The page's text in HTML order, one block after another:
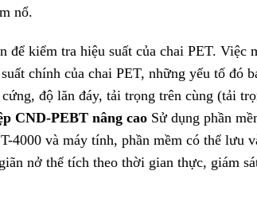
nổ.
để kiểm tra hiệu suất của chai PET. Việc
chính của chai PET, những yếu tố đó
độ lăn đáy, tải trọng trên cùng (tải
CND-PEBT nâng cao Sử dụng phần
4000 và máy tính, phần mềm có thể lưu
nở thể tích theo thời gian thực, giám